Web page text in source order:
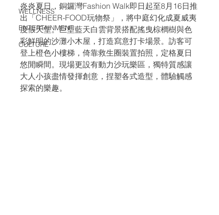
WELLNESS
ENTERTAINMENT
CULTURE
炎炎夏日，銅鑼灣Fashion Walk即日起至8月16日推
出「CHEER-FOOD玩物祭」，將中庭幻化成夏威夷
度假天堂。巨型藍天白雲背景搭配搖曳棕櫚樹與色
彩鮮明的沙灘小木屋，打造寫意打卡場景。訪客可
登上橙色小樓梯，倚靠救生圈裝置拍照，定格夏日
悠閒瞬間。現場更設有動力沙玩樂區，獨特質感讓
大人小孩盡情發揮創意，捏塑各式造型，體驗觸感
探索的樂趣。